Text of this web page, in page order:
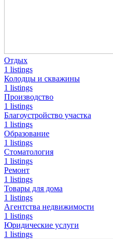
Отдых
1 listings
Колодцы и скважины
1 listings
Производство
1 listings
Благоустройство участка
1 listings
Образование
1 listings
Стоматология
1 listings
Ремонт
1 listings
Товары для дома
1 listings
Агентства недвижимости
1 listings
Юридические услуги
1 listings